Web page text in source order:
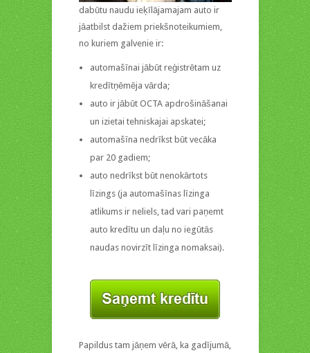
dabūtu naudu ieķīlājamajam auto ir
jāatbilst dažiem priekšnoteikumiem,
no kuriem galvenie ir:
automašīnai jābūt reģistrētam uz
kredītņēmēja vārda;
auto ir jābūt OCTA apdrošināšanai
un izietai tehniskajai apskatei;
automašīna nedrīkst būt vecāka
par 20 gadiem;
auto nedrīkst būt nenokārtots
līzings (ja automašīnas līzinga
atlikums ir neliels, tad vari paņemt
auto kredītu un daļu no iegūtās
naudas novirzīt līzinga nomaksai).
Papildus tam jāņem vērā, ka gadījumā,